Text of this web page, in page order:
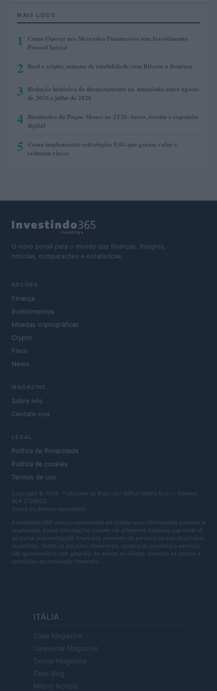
MAIS LIDOS
1
Como Operar nos Mercados Financeiros sem Investimento
Pessoal Inicial
2 Real e cripto: semana de estabilidade com Bitcoin a dominar
3 Redução histórica do desmatamento na Amazônia entre agosto
de 2026 e julho de 2026
4 Resultados da Pague Menos no 2T26: lucro, receita e expansão
digital
5 Como implementar estratégias ESG que geram valor e
reduzem riscos
O novo portal para o mundo das finanças. Insights,
notícias, comparações e estatísticas.
SEÇÕES
Finança
Investimentos
Moedas criptográficas
Crypto
Fisco
News
MAGAZINE
Sobre nós
Contate-nos
LEGAL
Política de Privacidade
Política de cookies
Termos de uso
Copyright © 2026 · Publicado no Brasil por AdHub Media S.r.l. — Número
REA 2729933
Todos os direitos reservados
A Investindo365 está comprometida em manter suas informações precisas e
atualizadas. Essas informações podem ser diferentes daquelas que você vê
ao visitar uma instituição financeira, provedor de serviços ou site de produto
específico. Todos os produtos financeiros, compra de produtos e serviços
são apresentados sem garantia. Ao avaliar as ofertas, consulte os termos e
condições da instituição financeira.
ITÁLIA
Casa Magazine
Cineverse Magazine
Donne Magazine
Food Blog
Milano Notizie